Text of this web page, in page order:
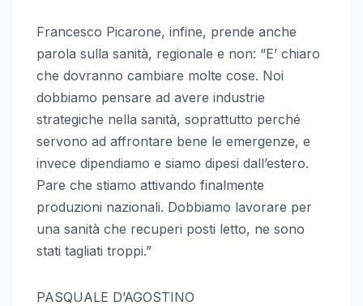
Francesco Picarone, infine, prende anche
parola sulla sanità, regionale e non: “E’ chiaro
che dovranno cambiare molte cose. Noi
dobbiamo pensare ad avere industrie
strategiche nella sanità, soprattutto perché
servono ad affrontare bene le emergenze, e
invece dipendiamo e siamo dipesi dall’estero.
Pare che stiamo attivando finalmente
produzioni nazionali. Dobbiamo lavorare per
una sanità che recuperi posti letto, ne sono
stati tagliati troppi.”
PASQUALE D’AGOSTINO